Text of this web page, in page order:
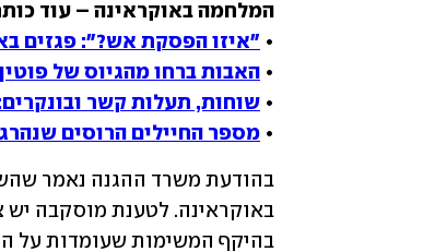
• "איזו הפסקת אש?": פגזים
• האבות ברחו מהגיוס של
• שוחות, תעלות קשר
• מספר החיילים הרוסים שנהרגו "גדול בהרבה מ-89",
בהיקף המשימות שעומדות על